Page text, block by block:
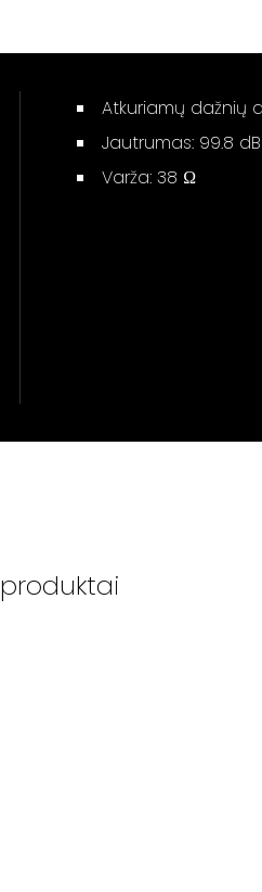
Atkuriamų dažnių
Jautrumas: 99.8
Varža: 38 Ω